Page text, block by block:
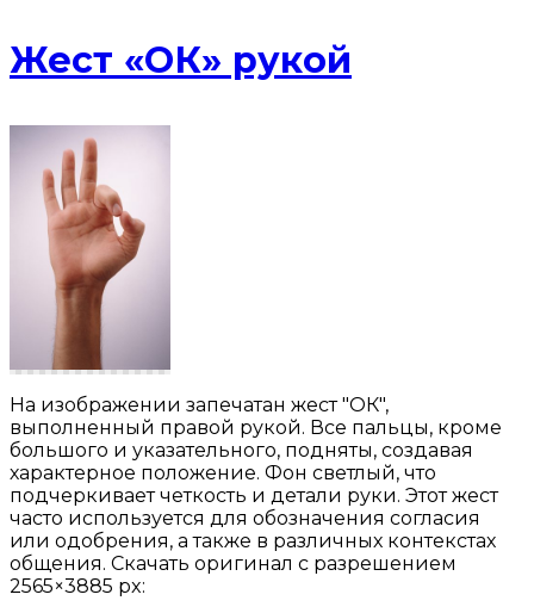
Жест «ОК» рукой
На изображении запечатан жест "ОК",
выполненный правой рукой. Все пальцы, кроме
большого и указательного, подняты, создавая
характерное положение. Фон светлый, что
подчеркивает четкость и детали руки. Этот жест
часто используется для обозначения согласия
или одобрения, а также в различных контекстах
общения. Скачать оригинал с разрешением
2565×3885 px: